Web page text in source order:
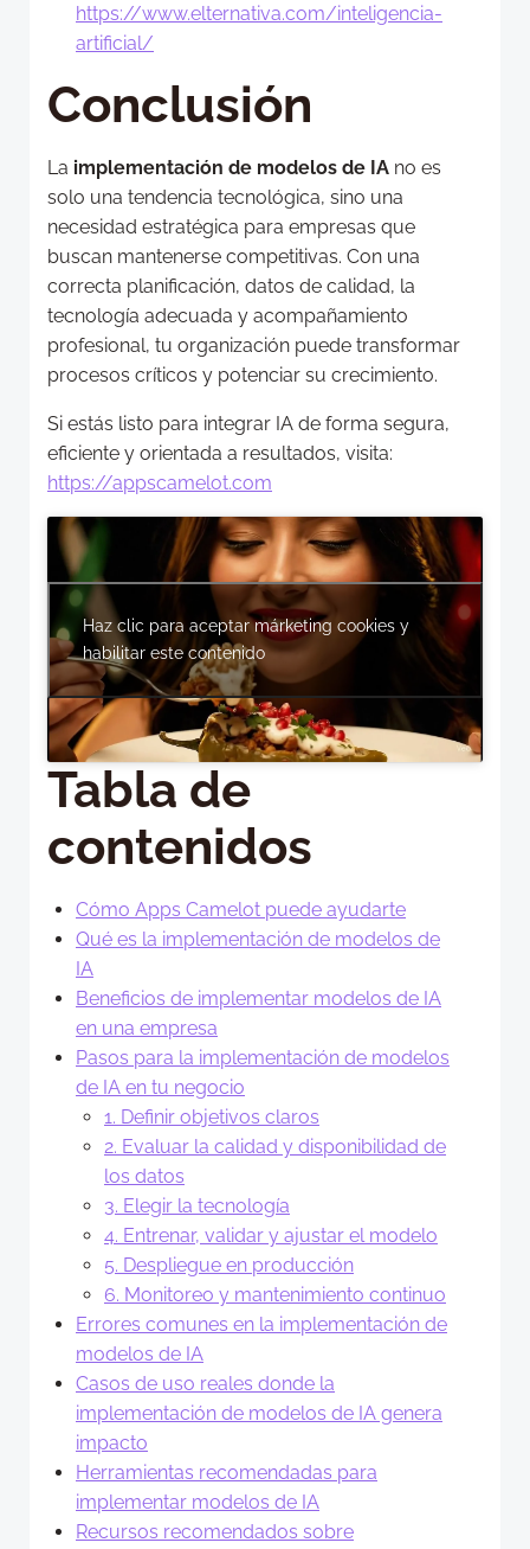
https://www.elternativa.com/inteligencia-
artificial/
Conclusión
La implementación de modelos de IA no es
solo una tendencia tecnológica, sino una
necesidad estratégica para empresas que
buscan mantenerse competitivas. Con una
correcta planificación, datos de calidad, la
tecnología adecuada y acompañamiento
profesional, tu organización puede transformar
procesos críticos y potenciar su crecimiento.
Si estás listo para integrar IA de forma segura,
eficiente y orientada a resultados, visita:
https://appscamelot.com
Haz clic para aceptar márketing cookies y
habilitar este contenido
Tabla de
contenidos
Cómo Apps Camelot puede ayudarte
Qué es la implementación de modelos de
IA
Beneficios de implementar modelos de IA
en una empresa
Pasos para la implementación de modelos
de IA en tu negocio
1. Definir objetivos claros
2. Evaluar la calidad y disponibilidad de
los datos
3. Elegir la tecnología
4. Entrenar, validar y ajustar el modelo
5. Despliegue en producción
6. Monitoreo y mantenimiento continuo
Errores comunes en la implementación de
modelos de IA
Casos de uso reales donde la
implementación de modelos de IA genera
impacto
Herramientas recomendadas para
implementar modelos de IA
Recursos recomendados sobre